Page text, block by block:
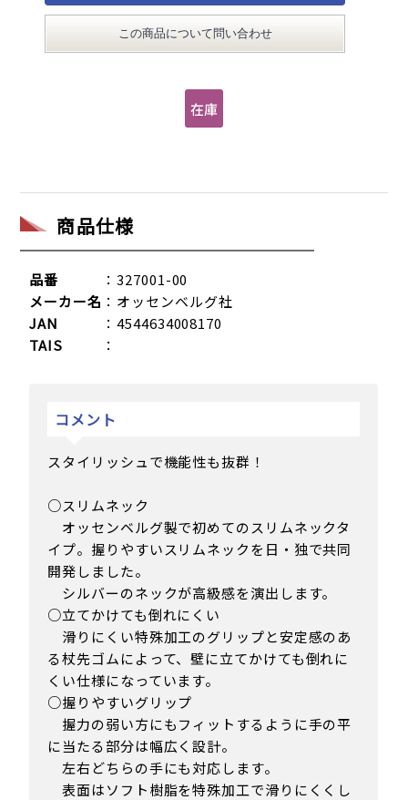
この商品について問い合わせ
商品仕様
品番
：327001-00
メーカー名 ：オッセンベルグ社
JAN
：4544634008170
TAIS
：
コメント
スタイリッシュで機能性も抜群！
○スリムネック
オッセンベルグ製で初めてのスリムネックタ
イプ。握りやすいスリムネックを日・独で共同
開発しました。
シルバーのネックが高級感を演出します。
○立てかけても倒れにくい
滑りにくい特殊加工のグリップと安定感のあ
る杖先ゴムによって、壁に立てかけても倒れに
くい仕様になっています。
○握りやすいグリップ
握力の弱い方にもフィットするように手の平
に当たる部分は幅広く設計。
左右どちらの手にも対応します。
表面はソフト樹脂を特殊加工で滑りにくくし